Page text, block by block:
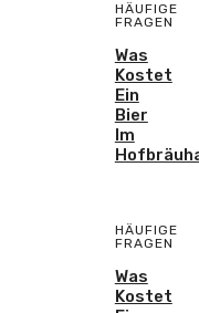
HÄUFIGE
FRAGEN
Was
Kostet
Ein
Bier
Im
HÄUFIGE
FRAGEN
Was
Kostet